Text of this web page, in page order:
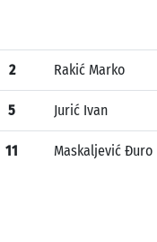
2 Rakić Marko
5 Jurić Ivan
11 Maskaljević Đuro